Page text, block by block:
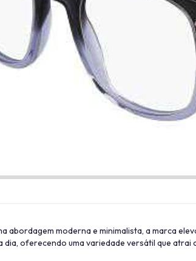
abordagem moderna e minimalista, a marca
oferecendo uma variedade versátil que atrai